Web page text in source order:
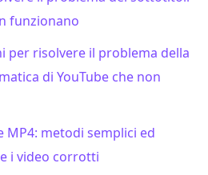
funzionano
per risolvere il problema della
di YouTube che non
MP4: metodi semplici ed
i video corrotti